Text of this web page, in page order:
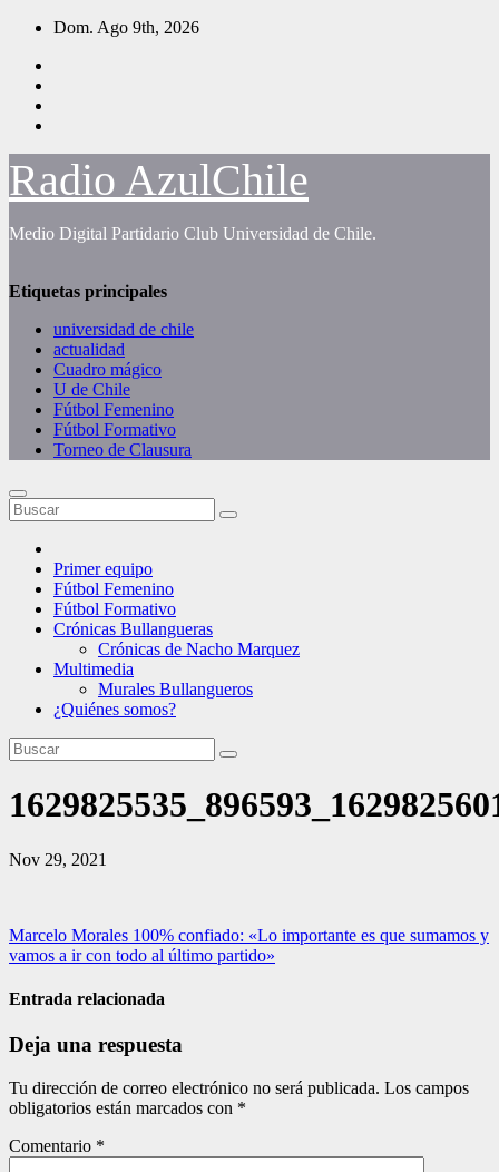
Saltar
contenido
Dom. Ago 9th, 2026
Radio AzulChile
Medio Digital Partidario Club Universidad de Chile.
Etiquetas principales
universidad de chile
actualidad
Cuadro mágico
U de Chile
Fútbol Femenino
Fútbol Formativo
Torneo de Clausura
Primer equipo
Fútbol Femenino
Fútbol Formativo
Crónicas Bullangueras
Crónicas de Nacho Marquez
Multimedia
Murales Bullangueros
¿Quiénes somos?
Nov 29, 2021
Navegación
de
entradas
Marcelo Morales 100% confiado: «Lo importante es que sumamos y
vamos a ir con todo al último partido»
Entrada relacionada
Deja una respuesta
Tu dirección de correo electrónico no será publicada. Los campos
obligatorios están marcados con *
Comentario *